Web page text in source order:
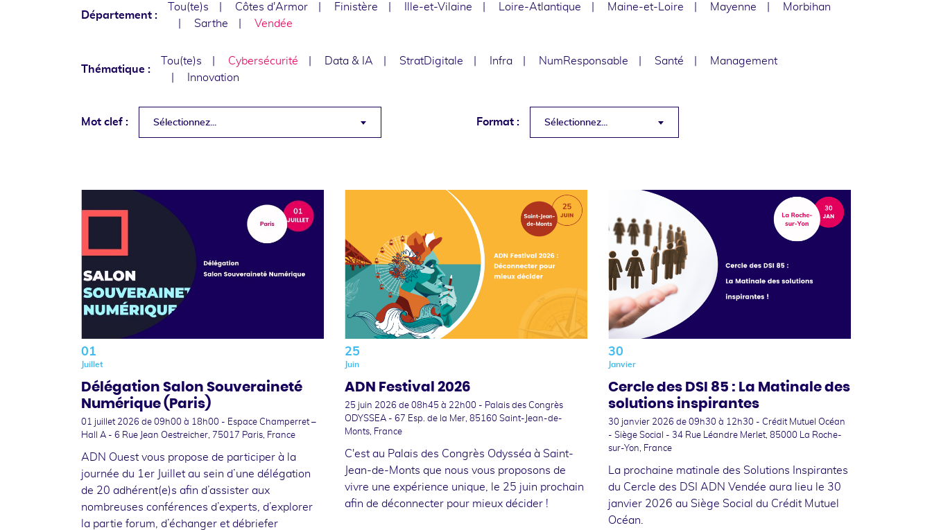
Département :
Tou(te)s Côtes d'Armor Finistère Ille-et-Vilaine Loire-Atlantique Maine-et-Loire Mayenne
Morbihan
Sarthe
Vendée
Thématique :
Tou(te)s Cybersécurité Data & IA StratDigitale Infra NumResponsable Santé
Management
Innovation
Mot clef : Sélectionnez... Format : Sélectionnez...
01
Juillet
Délégation Salon Souveraineté
Numérique (Paris)
01 juillet 2026 de 09h00 à 18h00 - Espace Champerret –
Hall A - 6 Rue Jean Oestreicher, 75017 Paris, France
ADN Ouest vous propose de participer à la
journée du 1er Juillet au sein d’une délégation
de 20 adhérent(e)s afin d’assister aux
nombreuses conférences d’experts, d’explorer
la partie forum, d’échanger et débriefer
25
Juin
ADN Festival 2026
25 juin 2026 de 08h45 à 22h00 - Palais des Congrès
ODYSSEA - 67 Esp. de la Mer, 85160 Saint-Jean-de-
Monts, France
C'est au Palais des Congrès Odysséa à Saint-
Jean-de-Monts que nous vous proposons de
vivre une expérience unique, le 25 juin prochain
afin de déconnecter pour mieux décider !
30
Janvier
Cercle des DSI 85 : La Matinale des
solutions inspirantes
30 janvier 2026 de 09h30 à 12h30 - Crédit Mutuel Océan
- Siège Social - 34 Rue Léandre Merlet, 85000 La Roche-
sur-Yon, France
La prochaine matinale des Solutions Inspirantes
du Cercle des DSI ADN Vendée aura lieu le 30
janvier 2026 au Siège Social du Crédit Mutuel
Océan.